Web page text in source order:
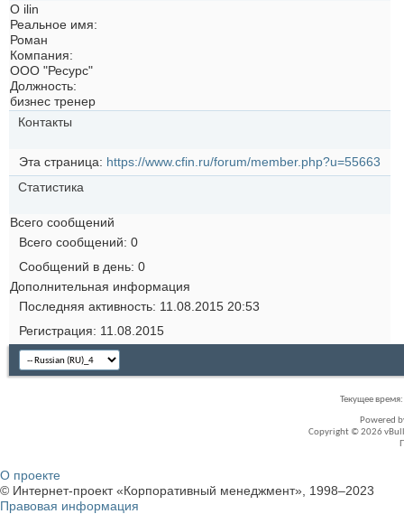
О ilin
Реальное имя:
Роман
Компания:
ООО "Ресурс"
Должность:
бизнес тренер
Контакты
Эта страница
https://www.cfin.ru/forum/member.php?u=55663
Статистика
Всего сообщений
Всего сообщений 0
Сообщений в день 0
Дополнительная информация
Последняя активность 11.08.2015 20:53
Регистрация
11.08.2015
Текущее время:
Powered
Copyright © 2026
О проекте
© Интернет-проект «Корпоративный менеджмент», 1998–2023
Правовая информация